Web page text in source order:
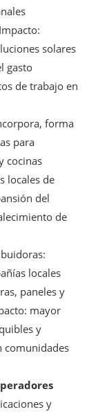
solares
gasto
de trabajo en
forma
para
cocinas
locales de
del
de
locales
paneles y
mayor
y
comunidades
y